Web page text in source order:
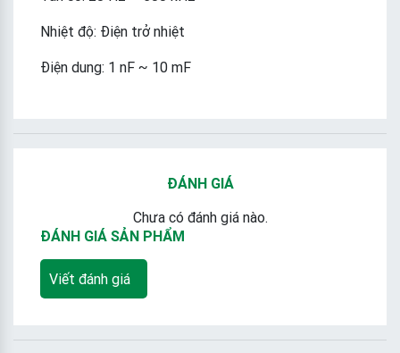
Nhiệt độ: Điện trở nhiệt
Điện dung: 1 nF ~ 10 mF
ĐÁNH GIÁ
Chưa có đánh giá nào.
ĐÁNH GIÁ SẢN PHẨM
Viết đánh giá